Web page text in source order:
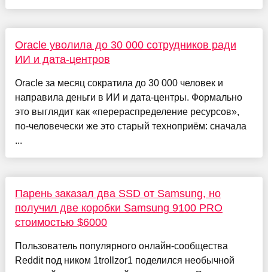
Oracle уволила до 30 000 сотрудников ради
ИИ и дата-центров
Oracle за месяц сократила до 30 000 человек и
направила деньги в ИИ и дата-центры. Формально
это выглядит как «перераспределение ресурсов»,
по-человечески же это старый техноприём: сначала
...
Парень заказал два SSD от Samsung, но
получил две коробки Samsung 9100 PRO
стоимостью $6000
Пользователь популярного онлайн-сообщества
Reddit под ником 1trollzor1 поделился необычной